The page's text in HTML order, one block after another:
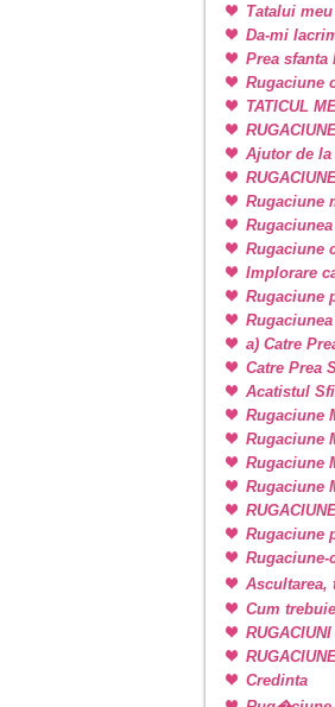
Tatalui meu
Da-mi
Prea sfanta
Rugaciune
TATICUL
Ajutor de la
Rugaciune
Rugaciune
Implorare
Rugaciune
a) Catre
Catre Prea
Acatistul
Rugaciune
Rugaciune
Rugaciune
Rugaciune
Rugaciune
Cum
Credinta